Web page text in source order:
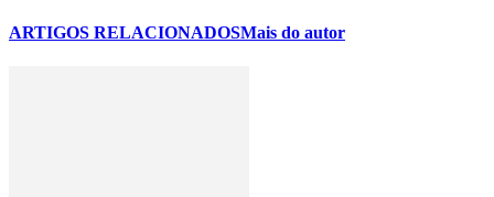
ARTIGOS RELACIONADOSMais do autor